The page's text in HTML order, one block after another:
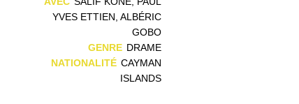
YVES ETTIEN, ALBÉRIC
GOBO
GENRE DRAME
NATIONALITÉ CAYMAN
ISLANDS